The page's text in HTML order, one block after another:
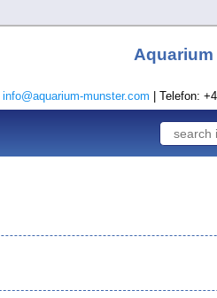
Aquarium
info@aquarium-munster.com | Telefon: